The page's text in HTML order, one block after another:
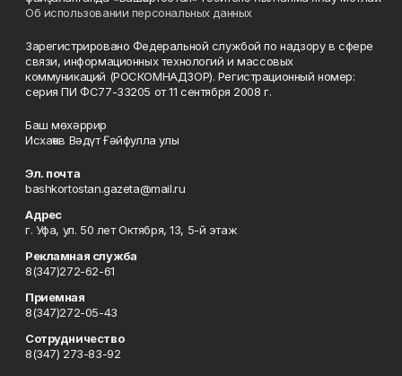
Об использовании персональных данных
Зарегистрировано Федеральной службой по надзору в сфере
связи, информационных технологий и массовых
коммуникаций (РОСКОМНАДЗОР). Регистрационный номер:
серия ПИ ФС77-33205 от 11 сентября 2008 г.
Баш мөхәррир
Исхаҡов Вәдүт Ғәйфулла улы
Эл. почта
bashkortostan.gazeta@mail.ru
Адрес
г. Уфа, ул. 50 лет Октября, 13, 5-й этаж
Рекламная служба
8(347)272-62-61
Приемная
8(347)272-05-43
Сотрудничество
8(347) 273-83-92